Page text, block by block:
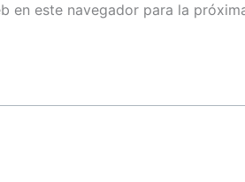
en este navegador para la